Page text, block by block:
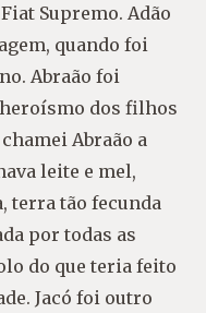
Supremo. Adão
quando foi
Abraão foi
dos filhos
Abraão a
leite e mel,
terra tão fecunda
por todas as
do que teria feito
Jacó foi outro